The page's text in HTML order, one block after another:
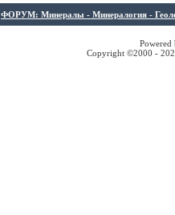
ФОРУМ: Минералы - Минералогия -
Copyright ©2000 -